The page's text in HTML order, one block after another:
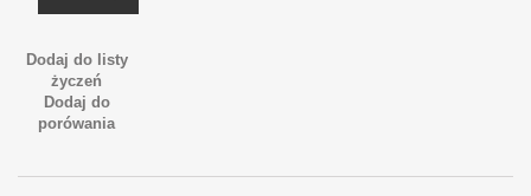
Dodaj do listy
życzeń
Dodaj do
porówania